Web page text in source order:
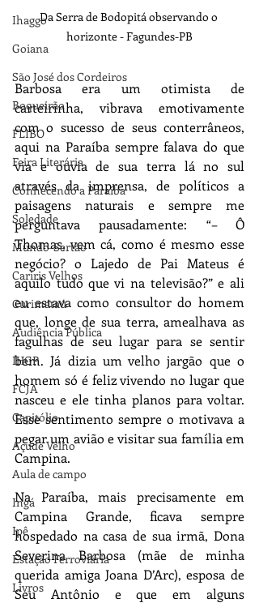
Ihaggo
Goiana
São José dos Cordeiros
Boqueirão
FLIBO
Feira Literária
Conhecendo a Paraíba
Soledade
Mundo-Sertão
Cariris Velhos
Curimataú
Audiência Pública
IHGP
FCJA
Capitólio
Açude Velho
Aula de campo
Ingá
Ipê
Estação Ferroviária
Livros
Da Serra de Bodopitá observando o
horizonte - Fagundes-PB
Barbosa era um otimista de
carteirinha, vibrava emotivamente
com o sucesso de seus conterrâneos,
aqui na Paraíba sempre falava do que
via e ouvia de sua terra lá no sul
através da imprensa, de políticos a
paisagens naturais e sempre me
perguntava pausadamente: “– Ô
Thomas, vem cá, como é mesmo esse
negócio? o Lajedo de Pai Mateus é
aquilo tudo que vi na televisão?” e ali
eu estava como consultor do homem
que, longe de sua terra, amealhava as
fagulhas de seu lugar para se sentir
bem. Já dizia um velho jargão que o
homem só é feliz vivendo no lugar que
nasceu e ele tinha planos para voltar.
Esse sentimento sempre o motivava a
pegar um avião e visitar sua família em
Campina.
Na Paraíba, mais precisamente em
Campina Grande, ficava sempre
hospedado na casa de sua irmã, Dona
Severina Barbosa (mãe de minha
querida amiga Joana D’Arc), esposa de
Seu Antônio e que em alguns